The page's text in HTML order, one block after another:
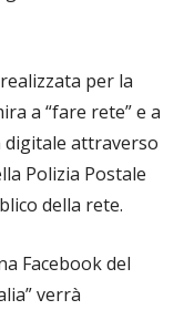
per la
a “fare rete” e a
digitale attraverso
Polizia Postale
della rete.
Facebook del
verrà